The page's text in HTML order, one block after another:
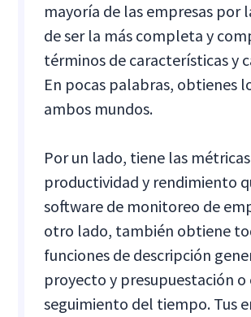
mayoría de las empresas por
de ser la más completa y
términos de características y
En pocas palabras, obtienes
ambos mundos.
Por un lado, tiene las
productividad y rendimiento
software de monitoreo de
otro lado, también obtiene
funciones de descripción
proyecto y presupuestación o
seguimiento del tiempo. Tus